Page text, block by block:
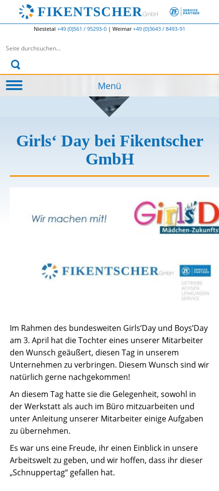
Niestetal +49 (0)561 / 95293-0 | Weimar+49 (0)3643 / 8493-91
Suchen nach:
Menü
Girls‘ Day bei Fikentscher
GmbH
Im Rahmen des bundesweiten Girls’Day und Boys’Day
am 3. April hat die Tochter eines unserer Mitarbeiter
den Wunsch geäußert, diesen Tag in unserem
Unternehmen zu verbringen. Diesem Wunsch sind wir
natürlich gerne nachgekommen!
An diesem Tag hatte sie die Gelegenheit, sowohl in
der Werkstatt als auch im Büro mitzuarbeiten und
unter Anleitung unserer Mitarbeiter einige Aufgaben
zu übernehmen.
Es war uns eine Freude, ihr einen Einblick in unsere
Arbeitswelt zu geben, und wir hoffen, dass ihr dieser
„Schnuppertag“ gefallen hat.